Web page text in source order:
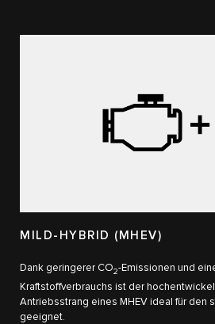
MILD-HYBRID (MHEV)
Dank geringerer CO2-Emissionen und
Kraftstoffverbrauchs ist der
Antriebsstrang eines MHEV ideal für den
geeignet.